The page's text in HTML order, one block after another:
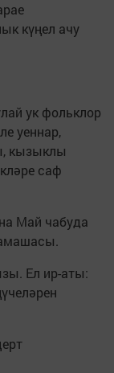
күңел ачу
ук фольклор
уеннар,
кызыклы
саф
Май чабуда
Ел ир-аты: